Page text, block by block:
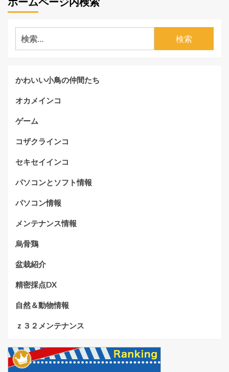
検
索:
かわいい小鳥の仲間たち
オカメインコ
ゲーム
コザクラインコ
セキセイインコ
パソコンとソフト情報
パソコン情報
メンテナンス情報
烏骨鶏
盆栽紹介
精密採点DX
自然＆動物情報
ｚ３２メンテナンス